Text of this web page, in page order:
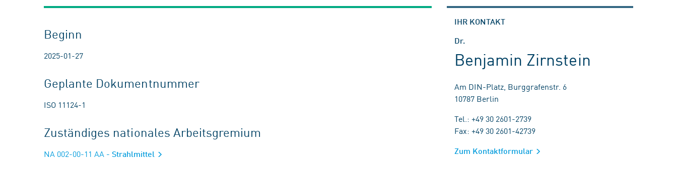
Beginn
2025-01-27
Geplante Dokumentnummer
ISO 11124-1
Zuständiges nationales Arbeitsgremium
NA 002-00-11 AA - Strahlmittel
IHR KONTAKT
Dr.
Benjamin Zirnstein
Am DIN-Platz, Burggrafenstr. 6
10787 Berlin
Tel.: +49 30 2601-2739
Fax: +49 30 2601-42739
Zum Kontaktformular